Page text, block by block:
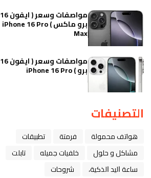
مواصفات وسعر ( ايفون 16
برو ماكس ) iPhone 16 Pro
Max
مواصفات وسعر ( ايفون 16
برو ) iPhone 16 Pro
التصنيفات
هواتف محمولة فرمتة
تطبيقات
مشاكل و حلول
خلفيات جميله
تابلت
ﺳﺎﻋﺔ ﺍﻟﻴﺪ ﺍﻟﺬﻛﻴﺔ،
شروحات